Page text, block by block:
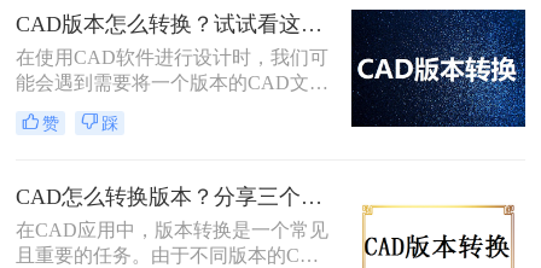
cad高版本怎么转换成低版本呢？以下
是一些常用的方法来实现CAD高版本
到低版本的转换。
CAD版本怎么转换？试试看这三个方法！
​在使用CAD软件进行设计时，我们可
能会遇到需要将一个版本的CAD文件
转换为另一个版本的情况。这可能是
因为不同的软件版本具有不同的功能
件与使用不同版本CAD软件的用户共
享。下面，我将介绍几种常见的CAD
版本怎么转换方法。
赞 踩
CAD怎么转换版本？分享三个简单转换方法！
在CAD应用中，版本转换是一个常见
且重要的任务。由于不同版本的CAD